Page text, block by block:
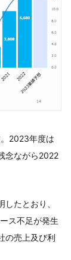
2023年度は
念ながら2022
たとおり、
ス不足が発生
の売上及び利